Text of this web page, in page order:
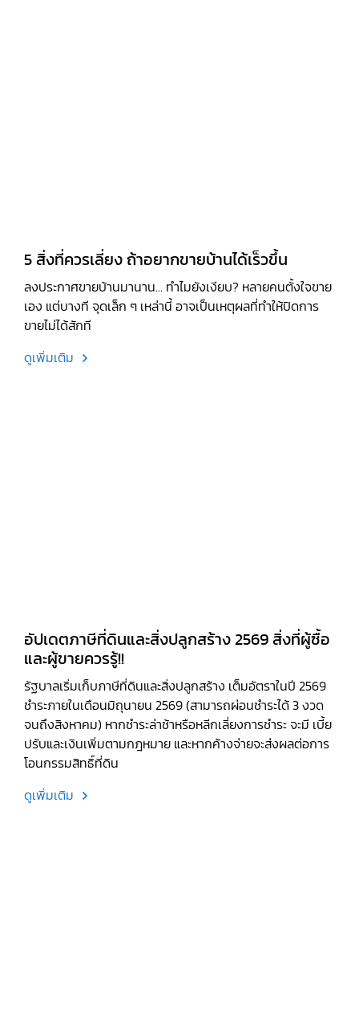
5 สิ่งที่ควรเลี่ยง ถ้าอยากขายบ้านได้เร็วขึ้น
ลงประกาศขายบ้านมานาน... ทำไมยังเงียบ? หลายคนตั้งใจขาย
เอง แต่บางที จุดเล็ก ๆ เหล่านี้ อาจเป็นเหตุผลที่ทำให้ปิดการ
ขายไม่ได้สักที
ดูเพิ่มเติม
อัปเดตภาษีที่ดินและสิ่งปลูกสร้าง 2569 สิ่งที่ผู้ซื้อ
และผู้ขายควรรู้!!
รัฐบาลเริ่มเก็บภาษีที่ดินและสิ่งปลูกสร้าง เต็มอัตราในปี 2569
ชำระภายในเดือนมิถุนายน 2569 (สามารถผ่อนชำระได้ 3 งวด
จนถึงสิงหาคม) หากชำระล่าช้าหรือหลีกเลี่ยงการชำระ จะมี เบี้ย
ปรับและเงินเพิ่มตามกฎหมาย และหากค้างจ่ายจะส่งผลต่อการ
โอนกรรมสิทธิ์ที่ดิน
ดูเพิ่มเติม